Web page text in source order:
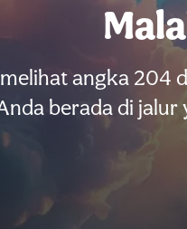
angka 204
berada di